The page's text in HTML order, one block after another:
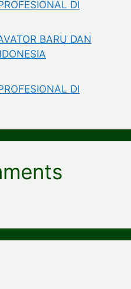
DI
BARU DAN
DI